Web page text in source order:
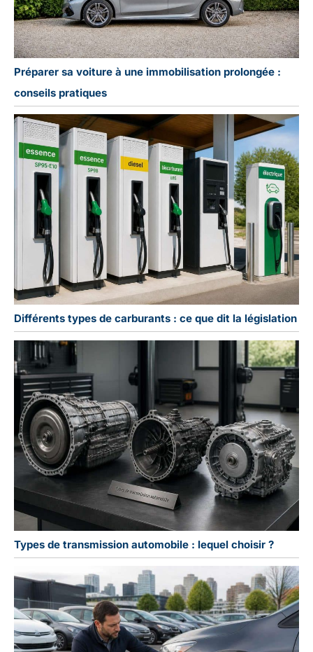
Préparer sa voiture à une immobilisation prolongée :
conseils pratiques
Différents types de carburants : ce que dit la législation
Types de transmission automobile : lequel choisir ?